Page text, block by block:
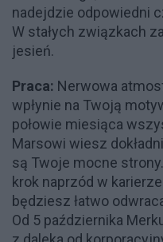
nadejdzie odpowiedni
W stałych związkach
jesień.
Praca: Nerwowa
wpłynie na Twoją
połowie miesiąca
Marsowi wiesz
są Twoje mocne
krok naprzód w
będziesz łatwo
Od 5 października